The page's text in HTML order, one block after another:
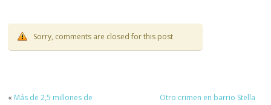
Sorry, comments are closed for this post
« Más de 2,5 millones de
Otro crimen en barrio Stella